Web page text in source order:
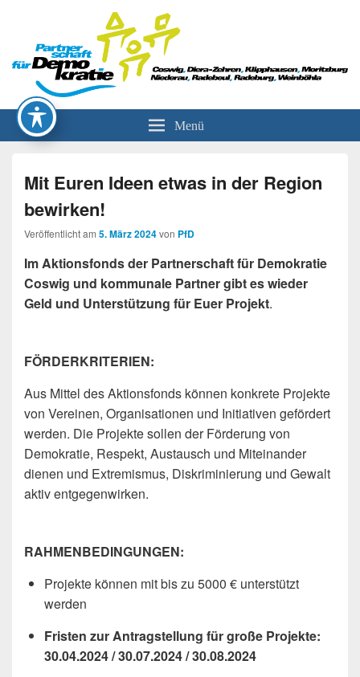
Partnerschaft für Demokratie
Menü
Mit Euren Ideen etwas in der Region
bewirken!
Veröffentlicht am 5. März 2024von PfD
Im Aktionsfonds der Partnerschaft für Demokratie
Coswig und kommunale Partner gibt es wieder
Geld und Unterstützung für Euer Projekt.
FÖRDERKRITERIEN:
Aus Mittel des Aktionsfonds können konkrete Projekte
von Vereinen, Organisationen und Initiativen gefördert
werden. Die Projekte sollen der Förderung von
Demokratie, Respekt, Austausch und Miteinander
dienen und Extremismus, Diskriminierung und Gewalt
aktiv entgegenwirken.
RAHMENBEDINGUNGEN:
Projekte können mit bis zu 5000 € unterstützt
werden
Fristen zur Antragstellung für große Projekte:
30.04.2024 / 30.07.2024 / 30.08.2024